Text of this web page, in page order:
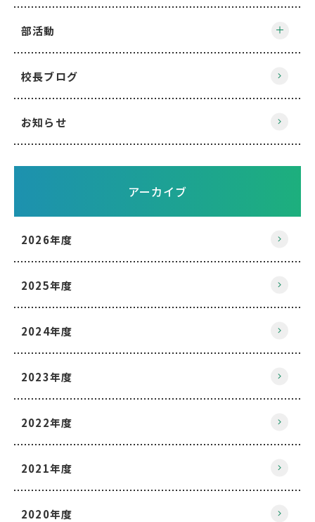
部活動
校長ブログ
お知らせ
アーカイブ
2026年度
2025年度
2024年度
2023年度
2022年度
2021年度
2020年度